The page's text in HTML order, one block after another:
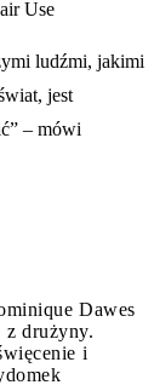
Use
ludźmi, jakimi
jest
– mówi
Dawes
z drużyny.
i